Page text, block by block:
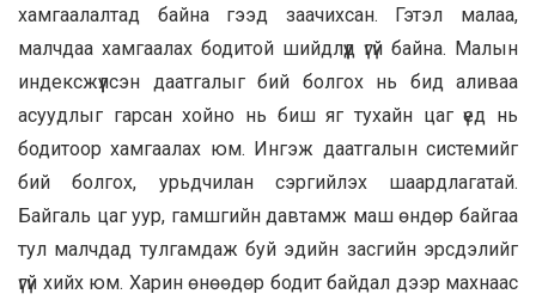
хамгаалалтад байна гээд заачихсан. Гэтэл малаа,
малчдаа хамгаалах бодитой шийдлүүд үгүй байна. Малын
индексжүүлсэн даатгалыг бий болгох нь бид аливаа
асуудлыг гарсан хойно нь биш яг тухайн цаг үед нь
бодитоор хамгаалах юм. Ингэж даатгалын системийг
бий болгох, урьдчилан сэргийлэх шаардлагатай.
Байгаль цаг уур, гамшгийн давтамж маш өндөр байгаа
тул малчдад тулгамдаж буй эдийн засгийн эрсдэлийг
үгүй хийх юм. Харин өнөөдөр бодит байдал дээр махнаас